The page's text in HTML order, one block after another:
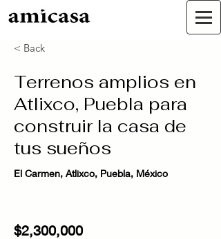
< Back
Terrenos amplios en
Atlixco, Puebla para
construir la casa de
tus sueños
El Carmen, Atlixco, Puebla, México
$2,300,000